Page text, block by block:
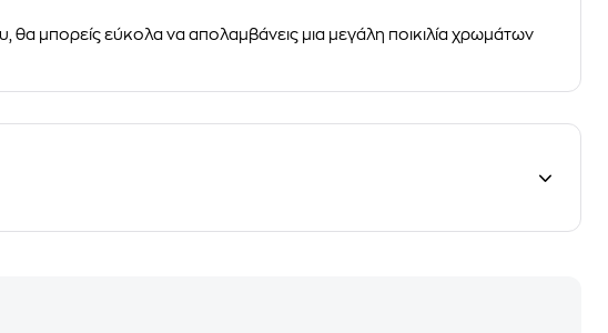
θα μπορείς εύκολα να απολαμβάνεις μια μεγάλη ποικιλία χρωμάτων